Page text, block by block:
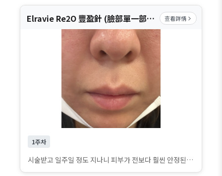
Elravie Re2O 豐盈針 (臉部單一部位), Elravie Re2O 保濕針 全臉 查看詳情
1주차
시술받고 일주일 정도 지나니 피부가 전보다 훨씬 안정된 느낌이에요. 화장도 전보다 잘 먹는 것 같고, 피부가 전체적으로 매끈해 보여 만족스럽습니다. 아직 큰 변화가 나타난 단계는 아니지만 점점 좋아지는 과정이 보여서 꾸준히 관리해보고 싶어요.